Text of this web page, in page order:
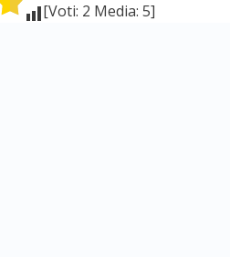
[Voti: 2 Media: 5]